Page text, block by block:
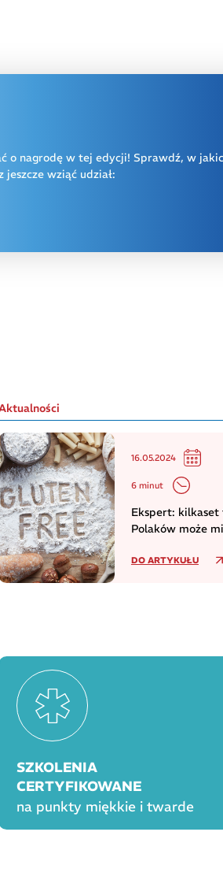
o nagrodę w tej edycji! Sprawdź, w
jeszcze wziąć udział:
16.05.2024
6 minut
Ekspert: kilkaset
Polaków może
DO ARTYKUŁU
SZKOLENIA
CERTYFIKOWANE
na punkty miękkie i twarde